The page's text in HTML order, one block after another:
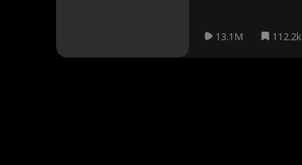
13.1M 112.2k